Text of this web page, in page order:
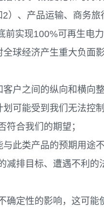
）、产品运输、商务
实现100%可再生电力
球经济产生重大负面
户之间的纵向和横向
可能受到我们无法控
符合我们的期望；
此类产品的预期用途
减排目标、遭遇不利的
确定性的影响，这可